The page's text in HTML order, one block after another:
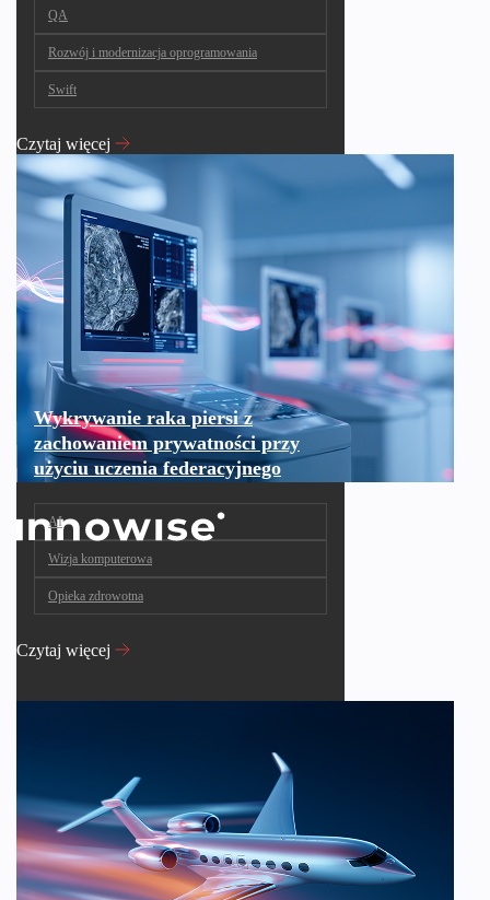
QA
Rozwój i modernizacja oprogramowania
Swift
Czytaj więcej
Wykrywanie raka piersi z
zachowaniem prywatności przy
użyciu uczenia federacyjnego
AI
Wizja komputerowa
Opieka zdrowotna
Czytaj więcej